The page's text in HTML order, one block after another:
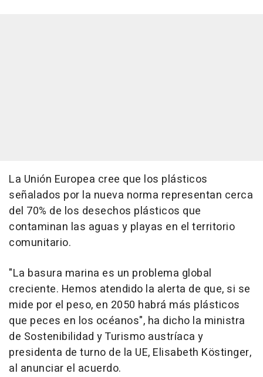
La Unión Europea cree que los plásticos
señalados por la nueva norma representan cerca
del 70% de los desechos plásticos que
contaminan las aguas y playas en el territorio
comunitario.
"La basura marina es un problema global
creciente. Hemos atendido la alerta de que, si se
mide por el peso, en 2050 habrá más plásticos
que peces en los océanos", ha dicho la ministra
de Sostenibilidad y Turismo austríaca y
presidenta de turno de la UE, Elisabeth Köstinger,
al anunciar el acuerdo.